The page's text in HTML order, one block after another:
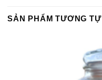
SẢN PHẨM TƯƠNG TỰ